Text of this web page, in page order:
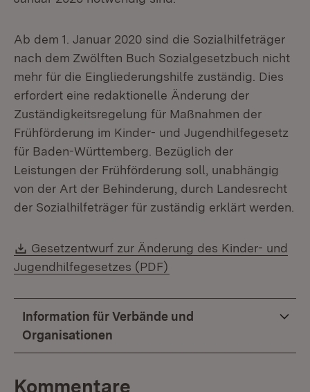
Ab dem 1. Januar 2020 sind die Sozialhilfeträger
nach dem Zwölften Buch Sozialgesetzbuch nicht
mehr für die Eingliederungshilfe zuständig. Dies
erfordert eine redaktionelle Änderung der
Zuständigkeitsregelung für Maßnahmen der
Frühförderung im Kinder- und Jugendhilfegesetz
für Baden-Württemberg. Bezüglich der
Leistungen der Frühförderung soll, unabhängig
von der Art der Behinderung, durch Landesrecht
der Sozialhilfeträger für zuständig erklärt werden.
Download:
Gesetzentwurf zur Änderung des Kinder- und
Jugendhilfegesetzes (PDF)
Information für Verbände und
Organisationen
Kommentare